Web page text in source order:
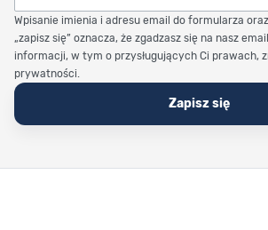
Wpisanie imienia i adresu email do formularza
„zapisz się” oznacza, że zgadzasz się na nasz
informacji, w tym o przysługujących Ci prawach,
prywatności.
Zapisz się